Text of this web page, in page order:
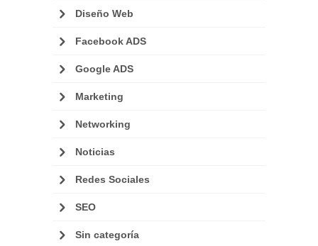
Diseño Web
Facebook ADS
Google ADS
Marketing
Networking
Noticias
Redes Sociales
SEO
Sin categoría